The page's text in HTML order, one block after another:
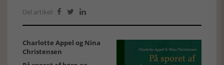
Del artikel:   
Charlotte Appel og Nina
Christensen